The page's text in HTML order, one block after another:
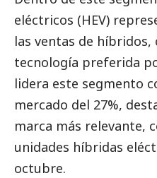
eléctricos (HEV)
las ventas de híbridos,
tecnología preferida
lidera este segmento
mercado del 27%,
marca más relevante,
unidades híbridas
octubre.